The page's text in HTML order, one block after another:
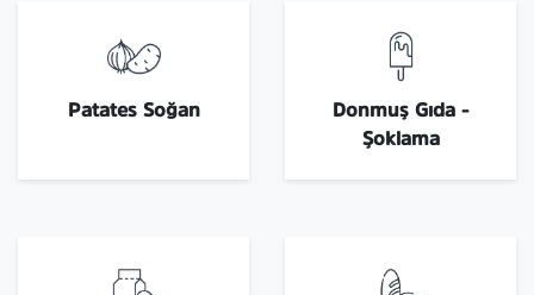
Patates Soğan
Donmuş Gıda -
Şoklama